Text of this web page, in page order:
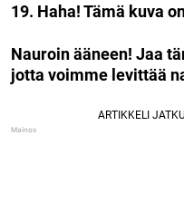
19. Haha! Tämä kuva
Nauroin ääneen! Jaa
jotta voimme levittää